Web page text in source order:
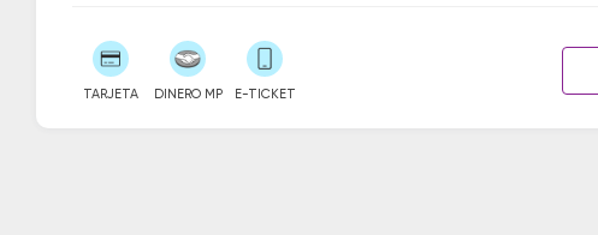
TARJETA DINERO MP E-TICKET